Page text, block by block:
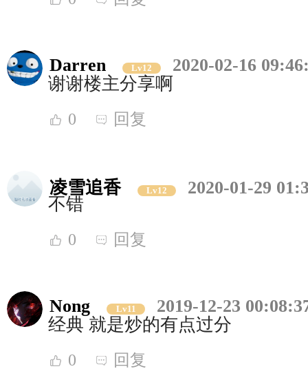
Darren Lv12
2020-02-16
谢谢楼主分享啊
0 回复
凌雪追香 Lv12
2020-01-29
不错
0 回复
Nong Lv11
2019-12-23
经典 就是炒的有点过分
0 回复